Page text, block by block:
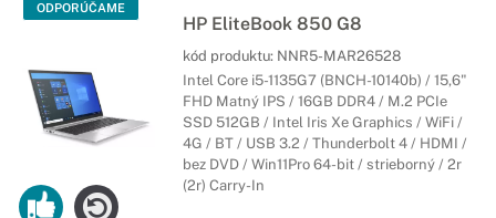
ODPORÚČAME
HP EliteBook 850 G8
kód produktu: NNR5-MAR26528
Intel Core i5-1135G7 (BNCH-10140b) / 15,6"
FHD Matný IPS / 16GB DDR4 / M.2 PCIe
SSD 512GB / Intel Iris Xe Graphics / WiFi /
4G / BT / USB 3.2 / Thunderbolt 4 / HDMI /
bez DVD / Win11Pro 64-bit / strieborný / 2r
(2r) Carry-In